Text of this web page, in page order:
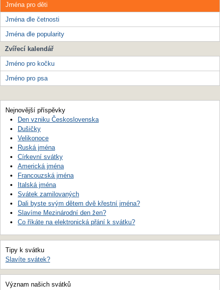
Jména pro děti
Jména dle četnosti
Jména dle popularity
Zvířecí kalendář
Jméno pro kočku
Jméno pro psa
Nejnovější příspěvky
Den vzniku Československa
Dušičky
Velikonoce
Ruská jména
Církevní svátky
Americká jména
Francouzská jména
Italská jména
Svátek zamilovaných
Dali byste svým dětem dvě křestní jména?
Slavíme Mezinárodní den žen?
Co říkáte na elektronická přání k svátku?
Tipy k svátku
Slavíte svátek?
Význam našich svátků